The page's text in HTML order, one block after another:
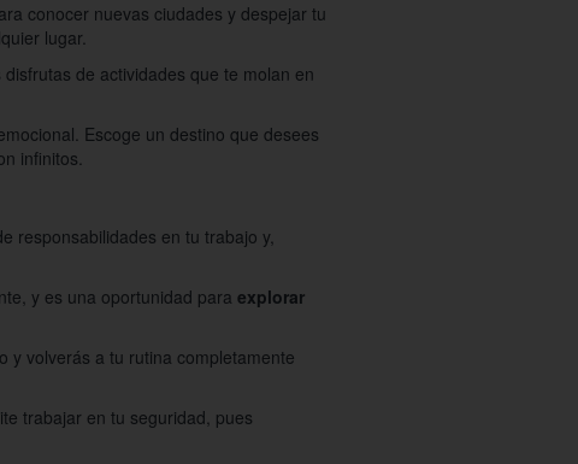
conocer nuevas ciudades y despejar tu
lugar.
de actividades que te molan en
Escoge un destino que desees
infinitos.
responsabilidades en tu trabajo y,
y es una oportunidad para explorar
y volverás a tu rutina completamente
trabajar en tu seguridad, pues